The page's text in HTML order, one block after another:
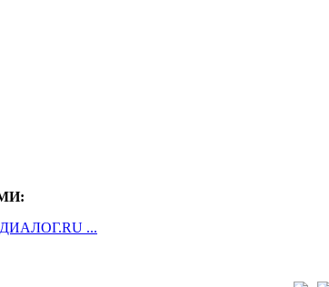
ДИАЛОГ.RU ...